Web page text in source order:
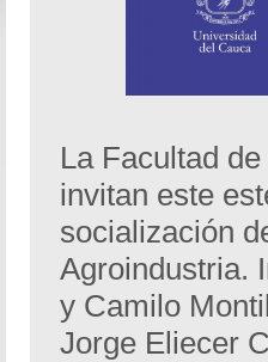
La Facultad
invitan este
socialización
Agroindustria.
y Camilo
Jorge Eliecer